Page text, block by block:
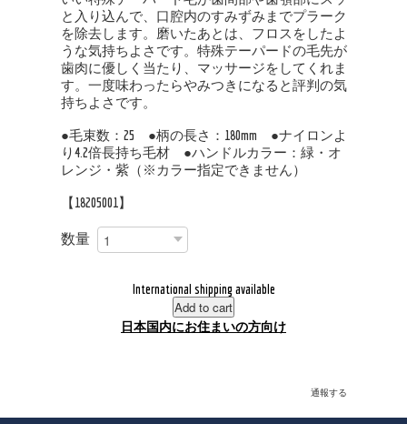
と入り込んで、口腔内のすみずみまでプラーク
を除去します。磨いたあとは、フロスをしたよ
うな気持ちよさです。特殊テーパードの毛先が
歯肉に優しく当たり、マッサージをしてくれま
す。一度味わったらやみつきになると評判の気
持ちよさです。
●毛束数：25 ●柄の長さ：180mm ●ナイロンよ
り4.2倍長持ち毛材 ●ハンドルカラー：緑・オ
レンジ・紫（※カラー指定できません）
【18205001】
数量
International shipping available
Add to cart
日本国内にお住まいの方向け
通報する